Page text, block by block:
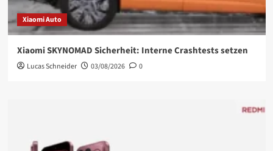
Xiaomi Auto
Xiaomi SKYNOMAD Sicherheit: Interne Crashtests setzen
Lucas Schneider 03/08/2026 0